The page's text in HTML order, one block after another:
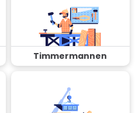
Timmermannen